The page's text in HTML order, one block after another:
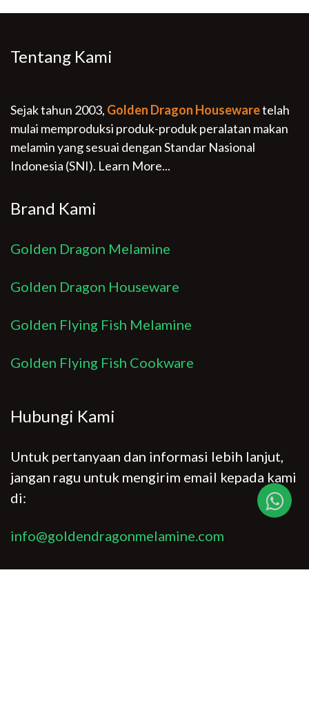
Tentang Kami
Sejak tahun 2003, Golden Dragon Housewaretelah
mulai memproduksi produk-produk peralatan makan
melamin yang sesuai dengan Standar Nasional
Indonesia (SNI). Learn More...
Brand Kami
Golden Dragon Melamine
Golden Dragon Houseware
Golden Flying Fish Melamine
Golden Flying Fish Cookware
Hubungi Kami
Untuk pertanyaan dan informasi lebih lanjut,
jangan ragu untuk mengirim email kepada kami
di:
info@goldendragonmelamine.com